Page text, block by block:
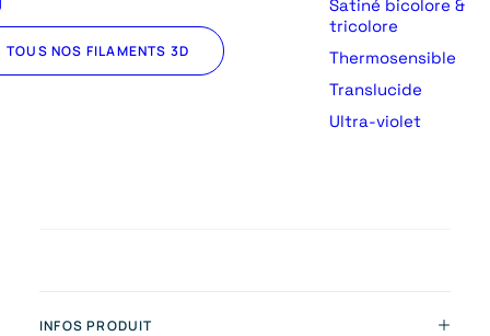
TOUS NOS FILAMENTS 3D
Satiné bicolore &
tricolore
Thermosensible
Translucide
Ultra-violet
INFOS PRODUIT